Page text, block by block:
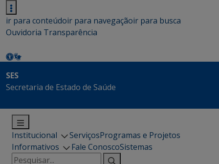
ir para conteúdoir para navegaçãoir para busca
Ouvidoria Transparência
SES
Secretaria de Estado de Saúde
Institucional ServiçosProgramas e Projetos
Informativos
Fale ConoscoSistemas
Pesquisar